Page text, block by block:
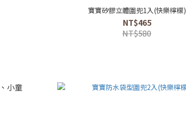
小童
寶寶矽膠立體圍兜1入(快樂檸檬)
NT$465
NT$580